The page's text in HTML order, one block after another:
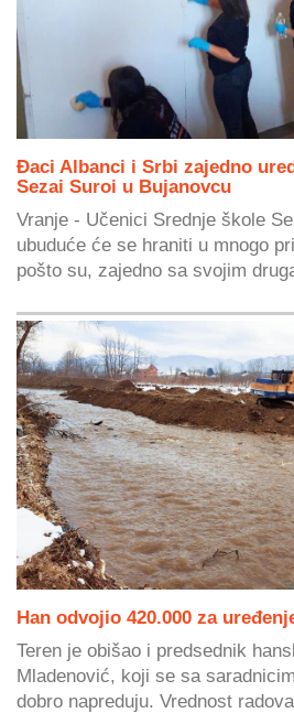
Đaci Albanci i Srbi zajedno
Sezai Suroi u Bujanovcu
Vranje - Učenici Srednje škole
ubuduće će se hraniti u mnogo
pošto su, zajedno sa svojim
Han odvojio 420.000 za
Teren je obišao i predsednik
Mladenović, koji se sa
dobro napreduju. Vrednost